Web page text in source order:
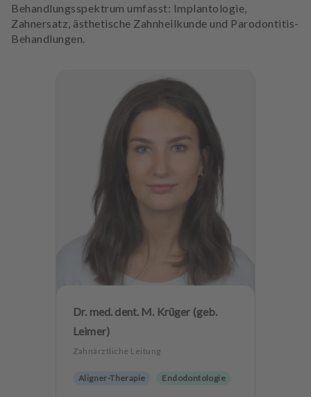
Behandlungsspektrum umfasst: Implantologie,
Zahnersatz, ästhetische Zahnheilkunde und Parodontitis-
Behandlungen.
Dr. med. dent. M. Krüger (geb.
Leimer)
Zahnärztliche Leitung
Aligner-Therapie
Endodontologie